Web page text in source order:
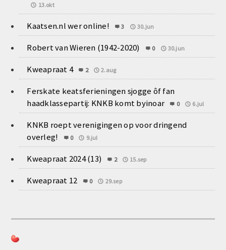
13.okt
Kaatsen.nl wer online! 3 30.jun
Robert van Wieren (1942-2020) 0 30.jun
Kweapraat 4 2 2.aug
Ferskate keatsferieningen sjogge ôf fan
haadklassepartij: KNKB komt byinoar
0 6.jul
KNKB roept verenigingen op voor dringend
overleg!
0 9.jul
Kweapraat 2024 (13) 2 15.sep
Kweapraat 12 0 29.sep